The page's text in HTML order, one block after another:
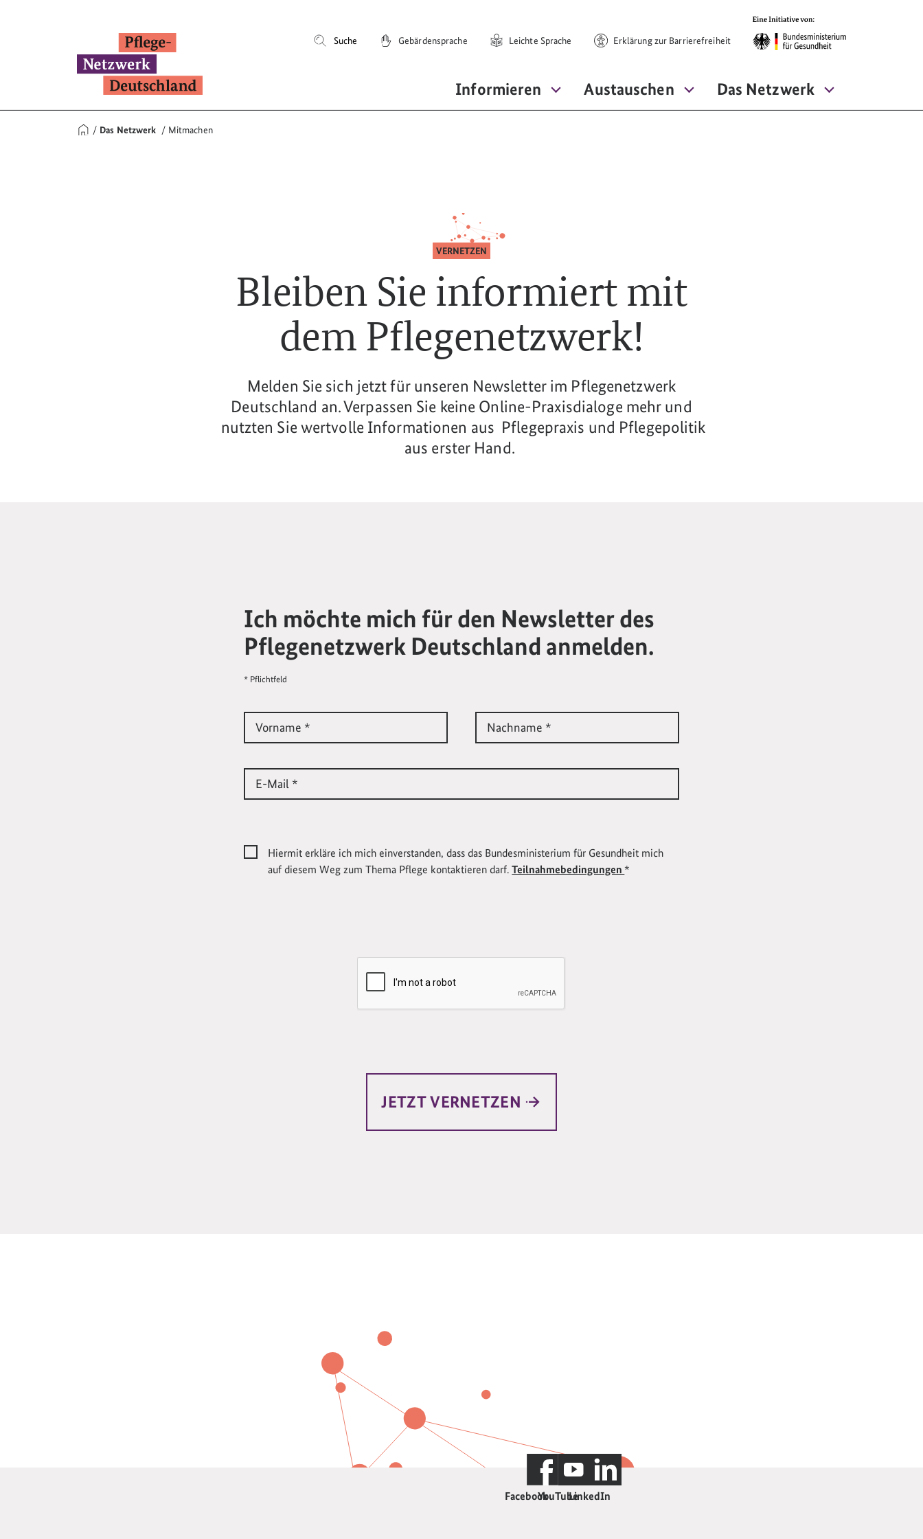
Suche Gebärdensprache Leichte Sprache Erklärung zur Barrierefreiheit
Informieren Austauschen Das Netzwerk
Das Netzwerk Mitmachen
VERNETZEN
Bleiben Sie informiert mit
dem Pflegenetzwerk!
Melden Sie sich jetzt für unseren Newsletter im Pflegenetzwerk
Deutschland an. Verpassen Sie keine Online-Praxisdialoge mehr und
nutzten Sie wertvolle Informationen aus Pflegepraxis und Pflegepolitik
aus erster Hand.
Ich möchte mich für den Newsletter des
Pflegenetzwerk Deutschland anmelden.
* Pflichtfeld
Vorname * Nachname *
E-Mail *
Hiermit erkläre ich mich einverstanden, dass das Bundesministerium für Gesundheit mich
auf diesem Weg zum Thema Pflege kontaktieren darf.Teilnahmebedingungen *
JETZT VERNETZEN
FacebookYouTubeLinkedIn